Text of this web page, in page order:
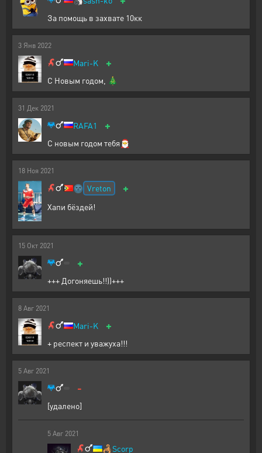
За помощь в захвате 10кк
3 Янв 2022
Mari-K +
С Новым годом, 🎄
31 Дек 2021
RAFA1 +
С новым годом тебя🎅
18 Ноя 2021
🌚 Vreton +
Хапи бёздей!
15 Окт 2021
+
+++ Догоняешь!!))+++
8 Авг 2021
Mari-K +
+ респект и уважуха!!!
5 Авг 2021
-
[удалено]
5 Авг 2021
🦂Scorp